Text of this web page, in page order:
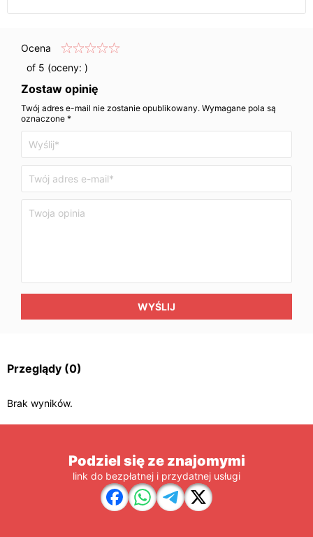
Ocena
of 5 (oceny: )
Zostaw opinię
Twój adres e-mail nie zostanie opublikowany. Wymagane pola są
oznaczone *
WYŚLIJ
Przeglądy (0)
Brak wyników.
Podziel się ze znajomymi
link do bezpłatnej i przydatnej usługi